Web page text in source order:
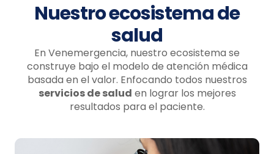
Nuestro ecosistema de
salud
En Venemergencia, nuestro ecosistema se
construye bajo el modelo de atención médica
basada en el valor. Enfocando todos nuestros
servicios de salud en lograr los mejores
resultados para el paciente.